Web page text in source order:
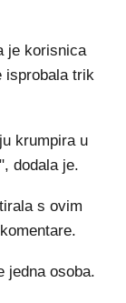
je korisnica
isprobala trik
krumpira u
dodala je.
s ovim
jedna osoba.